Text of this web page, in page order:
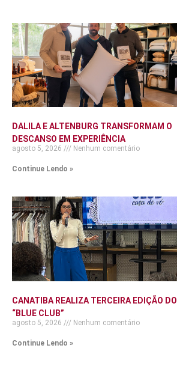
DALILA E ALTENBURG TRANSFORMAM O
DESCANSO EM EXPERIÊNCIA
agosto 5, 2026 Nenhum comentário
Continue Lendo »
CANATIBA REALIZA TERCEIRA EDIÇÃO DO
“BLUE CLUB”
agosto 5, 2026 Nenhum comentário
Continue Lendo »